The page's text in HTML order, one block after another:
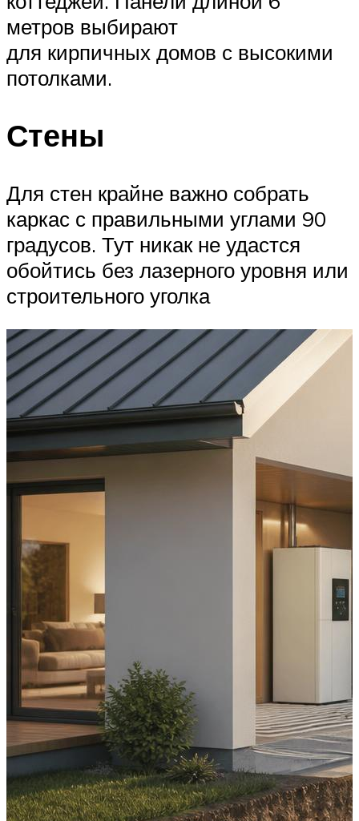
метров выбирают
для кирпичных домов с высокими
потолками.
Стены
Для стен крайне важно собрать
каркас с правильными углами 90
градусов. Тут никак не удастся
обойтись без лазерного уровня или
строительного уголка